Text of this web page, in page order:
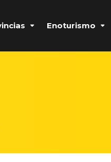
Enoturismo